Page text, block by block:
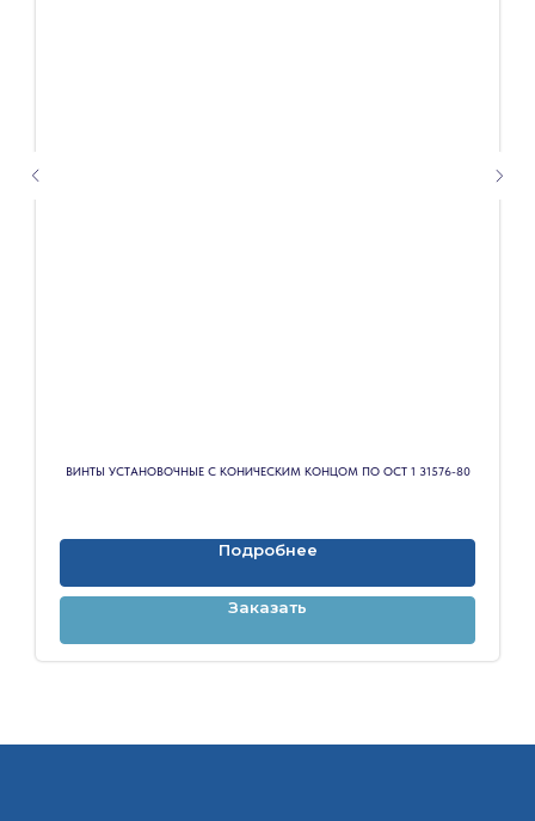
ВИНТЫ УСТАНОВОЧНЫЕ С КОНИЧЕСКИМ КОНЦОМ ПО ОСТ 1 31576-80
Подробнее
Заказать